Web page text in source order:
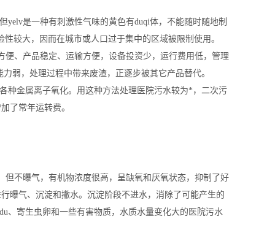
是一种有刺激性气味的黄色有duqi体，不能随时随地制
较大，因而在城市或人口过于集中的区域被限制使用。
产品稳定、运输方便，设备投资少，运行费用低，管理
弱，处理过程中带来废渣，正逐步被其它产品替代。
金属离子氧化。用这种方法处理医院污水较为*，二次污
了常年运转费。
不曝气，有机物浓度很高，呈缺氧和厌氧状态，抑制了好
曝气、沉淀和撇水。沉淀阶段不进水，消除了可能产生的
、寄生虫卵和一些有害物质，水质水量变化大的医院污水